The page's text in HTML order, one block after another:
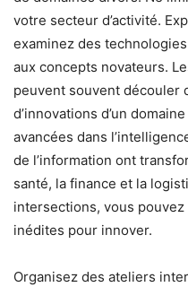
votre secteur d’activité.
examinez des
aux concepts novateurs.
peuvent souvent découler
d’innovations d’un
avancées dans
de l’information ont
santé, la finance et la
intersections, vous
inédites pour innover.
Organisez des ateliers